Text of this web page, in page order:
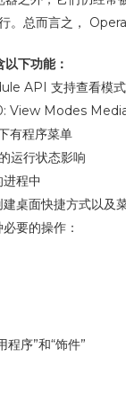
。总而言之，
下功能：
API 支持查看模式
View Modes
有程序菜单
运行状态影响
程中
桌面快捷方式以及
要的操作：
序”和“饰件”